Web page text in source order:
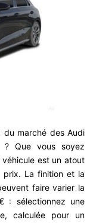
du marché des Audi
? Que vous soyez
est un atout
prix. La finition et la
faire varier la
: sélectionnez une
calculée pour un